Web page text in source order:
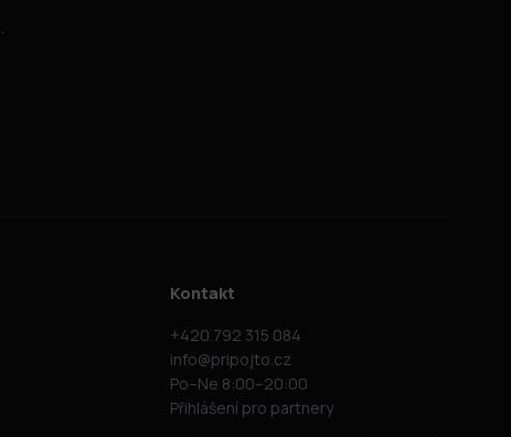
Kontakt
+420 792 315 084
info@pripojto.cz
Po–Ne 8:00–20:00
Přihlášení pro partnery